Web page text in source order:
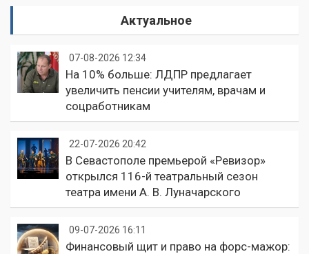
Актуальное
07-08-2026 12:34
На 10% больше: ЛДПР предлагает
увеличить пенсии учителям, врачам и
соцработникам
22-07-2026 20:42
В Севастополе премьерой «Ревизор»
открылся 116-й театральный сезон
театра имени А. В. Луначарского
09-07-2026 16:11
Финансовый щит и право на форс-мажор: